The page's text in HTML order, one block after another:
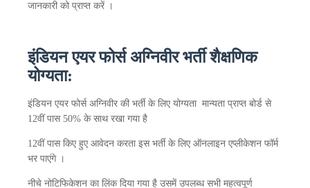
जानकारी को प्राप्त करें ।
इंडियन एयर फोर्स अग्निवीर भर्ती शैक्षणिक
योग्यता:
इंडियन एयर फोर्स अग्निवीर की भर्ती के लिए योग्यता मान्यता प्राप्त बोर्ड से
12वीं पास 50% के साथ रखा गया है
12वीं पास किए हुए आवेदन करता इस भर्ती के लिए ऑनलाइन एप्लीकेशन फॉर्म
भर पाएंगे ।
नीचे नोटिफिकेशन का लिंक दिया गया है उसमें उपलब्ध सभी महत्वपूर्ण